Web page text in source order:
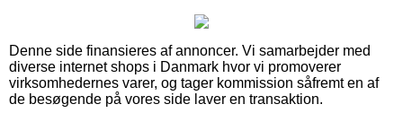
Denne side finansieres af annoncer. Vi samarbejder med
diverse internet shops i Danmark hvor vi promoverer
virksomhedernes varer, og tager kommission såfremt en af
de besøgende på vores side laver en transaktion.